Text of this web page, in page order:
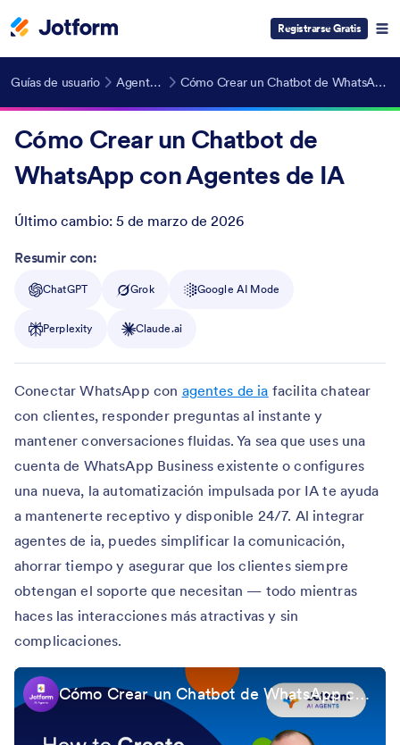
Registrarse Gratis
Guías de usuario Agentes de IA Cómo Crear un Chatbot de WhatsApp con Agentes de IA
Cómo Crear un Chatbot de
WhatsApp con Agentes de IA
Último cambio: 5 de marzo de 2026
Post ID
Resumir con:
ChatGPT Grok Google AI Mode
Perplexity Claude.ai
Conectar WhatsApp con agentes de ia facilita chatear
con clientes, responder preguntas al instante y
mantener conversaciones fluidas. Ya sea que uses una
cuenta de WhatsApp Business existente o configures
una nueva, la automatización impulsada por IA te ayuda
a mantenerte receptivo y disponible 24/7. Al integrar
agentes de ia, puedes simplificar la comunicación,
ahorrar tiempo y asegurar que los clientes siempre
obtengan el soporte que necesitan — todo mientras
haces las interacciones más atractivas y sin
complicaciones.
Cómo Crear un Chatbot de WhatsApp con agentes de ia